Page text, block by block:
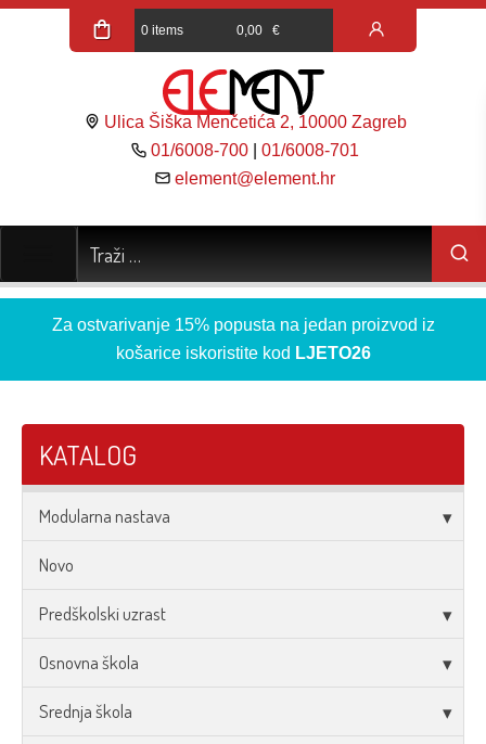
0 items 0,00 €
Ulica Šiška Menčetića 2, 10000 Zagreb
01/6008-700 |01/6008-701
element@element.hr
Za ostvarivanje 15% popusta na jedan proizvod iz
košarice iskoristite kod LJETO26
KATALOG
Modularna nastava
Novo
Predškolski uzrast
Osnovna škola
Srednja škola